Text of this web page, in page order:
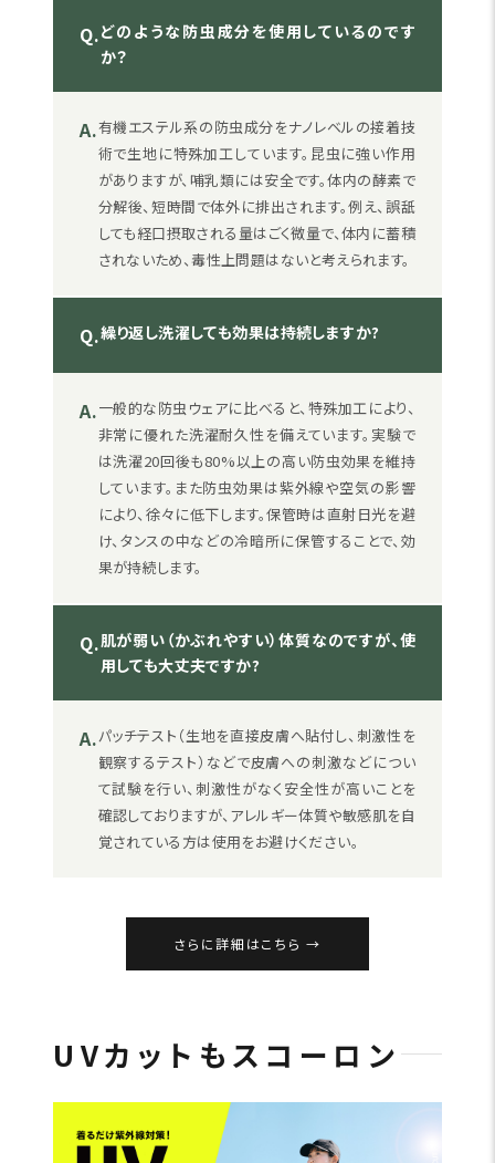
Q.どのような防虫成分を使用しているのです
か？
A.有機エステル系の防虫成分をナノレベルの接着技
術で生地に特殊加工しています。昆虫に強い作用
がありますが、哺乳類には安全です。体内の酵素で
分解後、短時間で体外に排出されます。例え、誤舐
しても経口摂取される量はごく微量で、体内に蓄積
されないため、毒性上問題はないと考えられます。
Q.繰り返し洗濯しても効果は持続しますか?
A.一般的な防虫ウェアに比べると、特殊加工により、
非常に優れた洗濯耐久性を備えています。実験で
は洗濯20回後も80%以上の高い防虫効果を維持
しています。また防虫効果は紫外線や空気の影響
により、徐々に低下します。保管時は直射日光を避
け、タンスの中などの冷暗所に保管することで、効
果が持続します。
Q.肌が弱い（かぶれやすい）体質なのですが、使
用しても大丈夫ですか?
A.パッチテスト（生地を直接皮膚へ貼付し、刺激性を
観察するテスト）などで皮膚への刺激などについ
て試験を行い、刺激性がなく安全性が高いことを
確認しておりますが、アレルギー体質や敏感肌を自
覚されている方は使用をお避けください。
さらに詳細はこちら
UVカットもスコーロン